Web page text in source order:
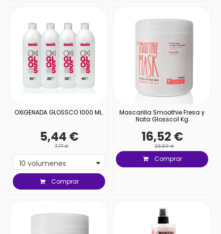
OXIGENADA GLOSSCO 1000 ML.
5,44 €
7,77 €
Comprar
Mascarilla Smoothie Fresa y
Nata Glossco1 Kg
16,52 €
23,60 €
Comprar